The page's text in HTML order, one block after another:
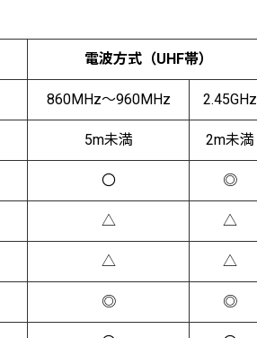
電波方式（UHF帯）
860MHz～960MHz 2.45GHz
5m未満 2m未満
〇 ◎
△ △
△ △
◎ ◎